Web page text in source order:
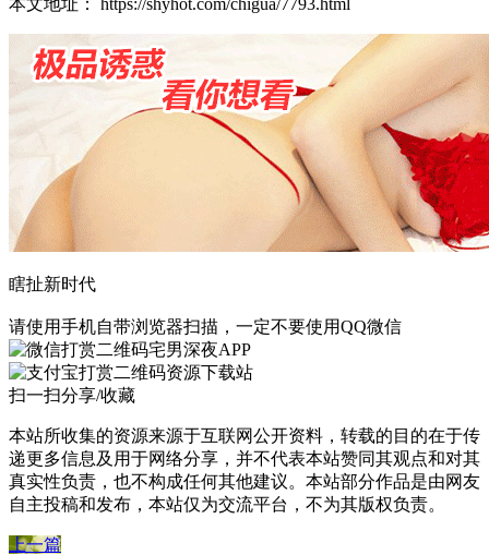
瞎扯新时代
请使用手机自带浏览器扫描，一定不要使用QQ微信
宅男深夜APP
资源下载站
扫一扫分享/收藏
本站所收集的资源来源于互联网公开资料，转载的目的在于传
递更多信息及用于网络分享，并不代表本站赞同其观点和对其
真实性负责，也不构成任何其他建议。本站部分作品是由网友
自主投稿和发布，本站仅为交流平台，不为其版权负责。
上一篇